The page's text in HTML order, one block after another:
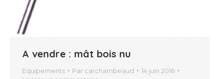
A vendre : mât bois nu
Equipements Par carchambeaud
14 juin 2016